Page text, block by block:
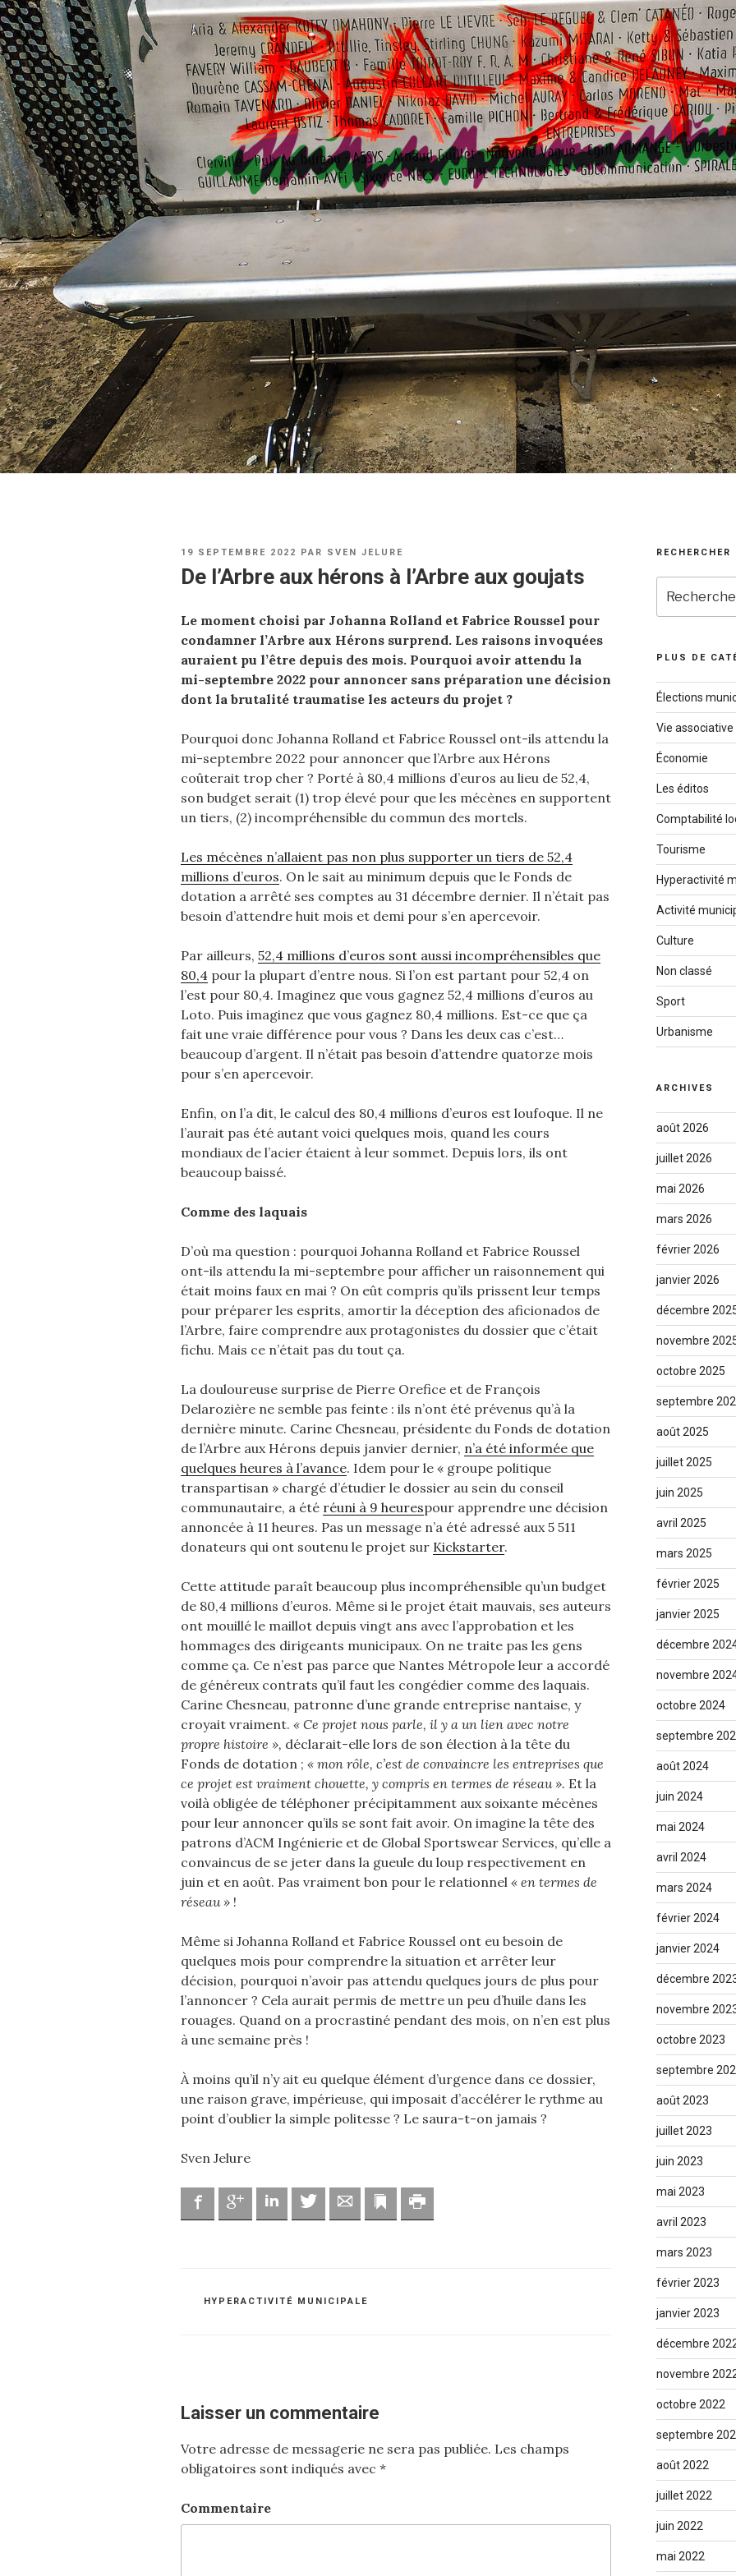
PUBLIÉ
19 SEPTEMBRE 2022 PAR SVEN JELURE
De l’Arbre aux hérons à l’Arbre aux goujats
Le moment choisi par Johanna Rolland et Fabrice Roussel pour
condamner l’Arbre aux Hérons surprend. Les raisons invoquées
auraient pu l’être depuis des mois. Pourquoi avoir attendu la
mi-septembre 2022 pour annoncer sans préparation une décision
dont la brutalité traumatise les acteurs du projet ?
Pourquoi donc Johanna Rolland et Fabrice Roussel ont-ils attendu la
mi-septembre 2022 pour annoncer que l’Arbre aux Hérons
coûterait trop cher ? Porté à 80,4 millions d’euros au lieu de 52,4,
son budget serait (1) trop élevé pour que les mécènes en supportent
un tiers, (2) incompréhensible du commun des mortels.
Les mécènes n’allaient pas non plus supporter un tiers de 52,4
millions d’euros. On le sait au minimum depuis que le Fonds de
dotation a arrêté ses comptes au 31 décembre dernier. Il n’était pas
besoin d’attendre huit mois et demi pour s’en apercevoir.
Par ailleurs, 52,4 millions d’euros sont aussi incompréhensibles que
80,4 pour la plupart d’entre nous. Si l’on est partant pour 52,4 on
l’est pour 80,4. Imaginez que vous gagnez 52,4 millions d’euros au
Loto. Puis imaginez que vous gagnez 80,4 millions. Est-ce que ça
fait une vraie différence pour vous ? Dans les deux cas c’est…
beaucoup d’argent. Il n’était pas besoin d’attendre quatorze mois
pour s’en apercevoir.
Enfin, on l’a dit, le calcul des 80,4 millions d’euros est loufoque. Il ne
l’aurait pas été autant voici quelques mois, quand les cours
mondiaux de l’acier étaient à leur sommet. Depuis lors, ils ont
beaucoup baissé.
Comme des laquais
D’où ma question : pourquoi Johanna Rolland et Fabrice Roussel
ont-ils attendu la mi-septembre pour afficher un raisonnement qui
était moins faux en mai ? On eût compris qu’ils prissent leur temps
pour préparer les esprits, amortir la déception des aficionados de
l’Arbre, faire comprendre aux protagonistes du dossier que c’était
fichu. Mais ce n’était pas du tout ça.
La douloureuse surprise de Pierre Orefice et de François
Delarozière ne semble pas feinte : ils n’ont été prévenus qu’à la
dernière minute. Carine Chesneau, présidente du Fonds de dotation
de l’Arbre aux Hérons depuis janvier dernier, n’a été informée que
quelques heures à l’avance. Idem pour le « groupe politique
transpartisan » chargé d’étudier le dossier au sein du conseil
communautaire, a été réuni à 9 heurespour apprendre une décision
annoncée à 11 heures. Pas un message n’a été adressé aux 5 511
donateurs qui ont soutenu le projet sur Kickstarter.
Cette attitude paraît beaucoup plus incompréhensible qu’un budget
de 80,4 millions d’euros. Même si le projet était mauvais, ses auteurs
ont mouillé le maillot depuis vingt ans avec l’approbation et les
hommages des dirigeants municipaux. On ne traite pas les gens
comme ça. Ce n’est pas parce que Nantes Métropole leur a accordé
de généreux contrats qu’il faut les congédier comme des laquais.
Carine Chesneau, patronne d’une grande entreprise nantaise, y
croyait vraiment. « Ce projet nous parle, il y a un lien avec notre
propre histoire », déclarait-elle lors de son élection à la tête du
Fonds de dotation ; « mon rôle, c’est de convaincre les entreprises que
ce projet est vraiment chouette, y compris en termes de réseau ». Et la
voilà obligée de téléphoner précipitamment aux soixante mécènes
pour leur annoncer qu’ils se sont fait avoir. On imagine la tête des
patrons d’ACM Ingénierie et de Global Sportswear Services, qu’elle a
convaincus de se jeter dans la gueule du loup respectivement en
juin et en août. Pas vraiment bon pour le relationnel « en termes de
réseau » !
Même si Johanna Rolland et Fabrice Roussel ont eu besoin de
quelques mois pour comprendre la situation et arrêter leur
décision, pourquoi n’avoir pas attendu quelques jours de plus pour
l’annoncer ? Cela aurait permis de mettre un peu d’huile dans les
rouages. Quand on a procrastiné pendant des mois, on n’en est plus
à une semaine près !
À moins qu’il n’y ait eu quelque élément d’urgence dans ce dossier,
une raison grave, impérieuse, qui imposait d’accélérer le rythme au
point d’oublier la simple politesse ? Le saura-t-on jamais ?
Sven Jelure
FacebookGoogle Linkedin Twitter Adresse mailMarque-page
CATÉGORIES
HYPERACTIVITÉ MUNICIPALE
Laisser un commentaire
Votre adresse de messagerie ne sera pas publiée. Les champs
obligatoires sont indiqués avec *
Commentaire
RECHERCHER
pour
PLUS DE
Élections
Vie associative
Économie
Les éditos
Comptabilité
Tourisme
Hyperactivité
Activité
Culture
Non classé
Sport
Urbanisme
ARCHIVES
août 2026
juillet 2026
mai 2026
mars 2026
février 2026
janvier 2026
décembre
novembre
octobre 2025
septembre
août 2025
juillet 2025
juin 2025
avril 2025
mars 2025
février 2025
janvier 2025
décembre
novembre
octobre 2024
septembre
août 2024
juin 2024
mai 2024
avril 2024
mars 2024
février 2024
janvier 2024
décembre
novembre
octobre 2023
septembre
août 2023
juillet 2023
juin 2023
mai 2023
avril 2023
mars 2023
février 2023
janvier 2023
décembre
novembre
octobre 2022
septembre
août 2022
juillet 2022
juin 2022
mai 2022